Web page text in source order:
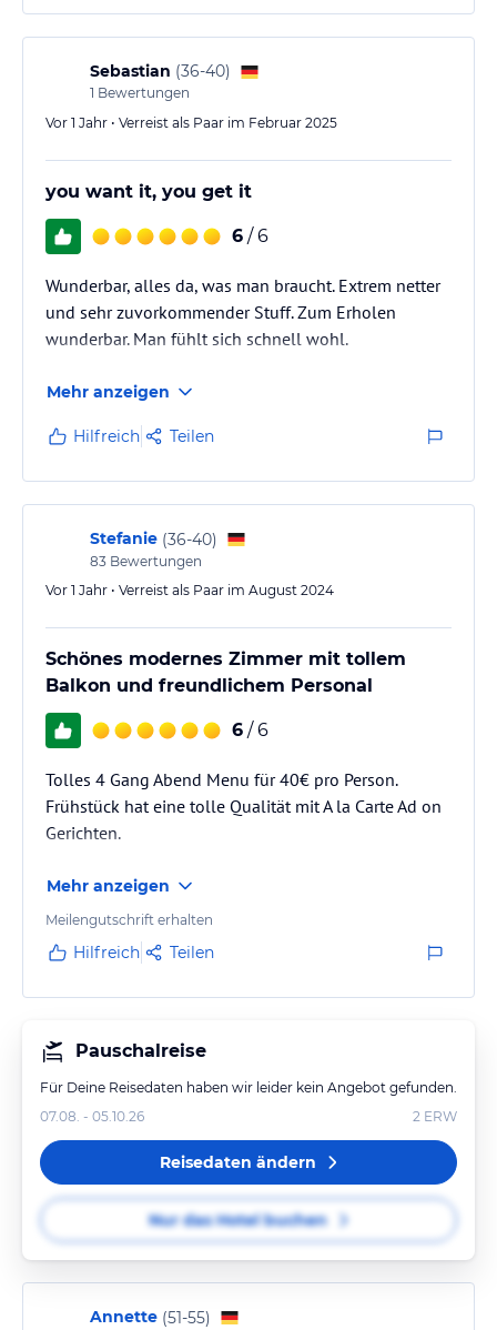
Sebastian (36-40)
1 Bewertungen
Vor 1 Jahr • Verreist als Paar im Februar 2025
you want it, you get it
6 / 6
Wunderbar, alles da, was man braucht. Extrem netter
und sehr zuvorkommender Stuff. Zum Erholen
wunderbar. Man fühlt sich schnell wohl.
Mehr anzeigen
Hilfreich Teilen
Stefanie (36-40)
83 Bewertungen
Vor 1 Jahr • Verreist als Paar im August 2024
Schönes modernes Zimmer mit tollem
Balkon und freundlichem Personal
6 / 6
Tolles 4 Gang Abend Menu für 40€ pro Person.
Frühstück hat eine tolle Qualität mit A la Carte Ad on
Gerichten.
Mehr anzeigen
Meilengutschrift erhalten
Hilfreich Teilen
Pauschalreise
Für Deine Reisedaten haben wir leider kein Angebot gefunden.
07.08. - 05.10.26
2 ERW
Reisedaten ändern
Nur das Hotel buchen
Annette (51-55)